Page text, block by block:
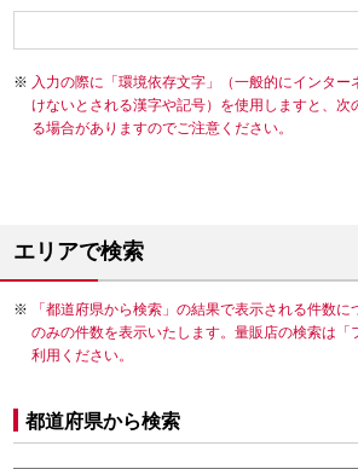
入力の際に「環境依存文字」（一般的にインタ
けないとされる漢字や記号）を使用しますと、次
る場合がありますのでご注意ください。
エリアで検索
「都道府県から検索」の結果で表示される件数
のみの件数を表示いたします。量販店の検索は「
利用ください。
都道府県から検索